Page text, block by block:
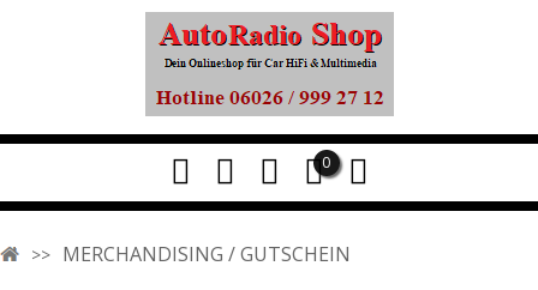
0
MERCHANDISING / GUTSCHEIN